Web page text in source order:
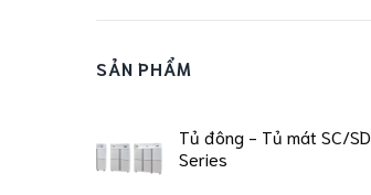
SẢN PHẨM
Tủ đông - Tủ mát SC/SD
Series